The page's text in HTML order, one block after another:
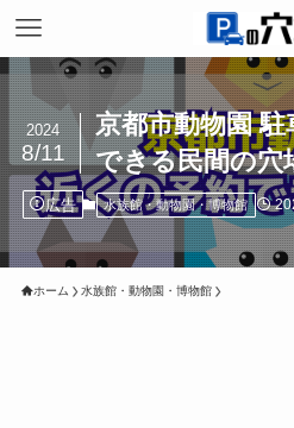
京都市動物園
できる民間の穴
2024
8/11
広告 水族館・動物園・博物館
ホーム 水族館・動物園・博物館